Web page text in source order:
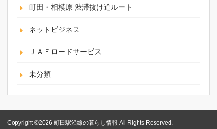
町田・相模原 渋滞抜け道ルート
ネットビジネス
ＪＡＦロードサービス
未分類
Copyright ©2026 町田駅沿線の暮らし情報 All Rights Reserved.